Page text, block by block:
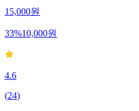
15,000원
33%10,000원
4.6
(24)